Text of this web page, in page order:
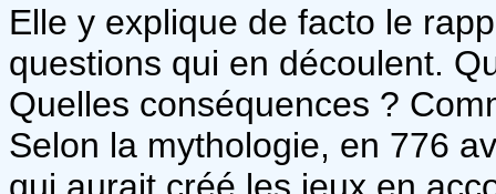
Elle y explique de facto le
questions qui en découlent.
Quelles conséquences ?
Selon la mythologie, en 776